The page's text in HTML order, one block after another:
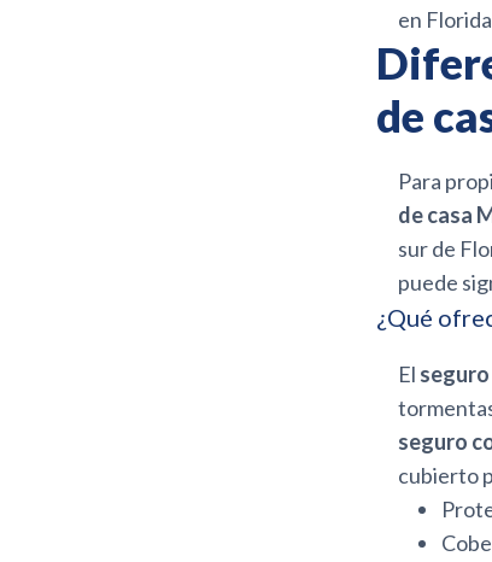
en
de
Para
de casa
sur de
puede
¿Qué
El
seguro
cubierto